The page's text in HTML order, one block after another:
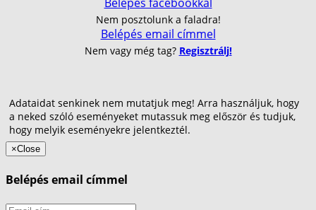
Nem posztolunk a faladra!
Belépés email címmel
Nem vagy még tag? Regisztrálj!
Adataidat senkinek nem mutatjuk meg! Arra használjuk, hogy
a neked szóló eseményeket mutassuk meg először és tudjuk,
hogy melyik eseményekre jelentkeztél.
×Close
Belépés email címmel